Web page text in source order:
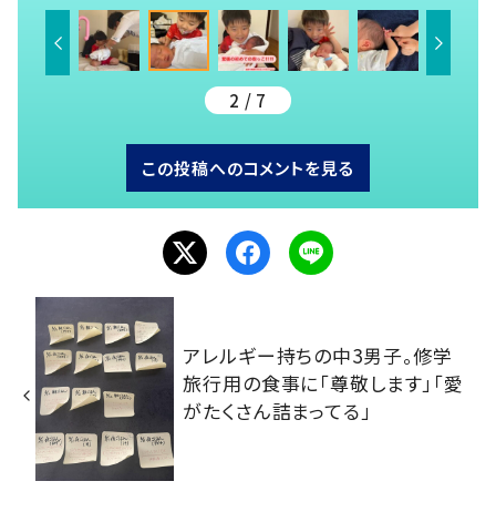
2 / 7
この投稿へのコメントを見る
アレルギー持ちの中3男子。修学
旅行用の食事に「尊敬します」「愛
がたくさん詰まってる」